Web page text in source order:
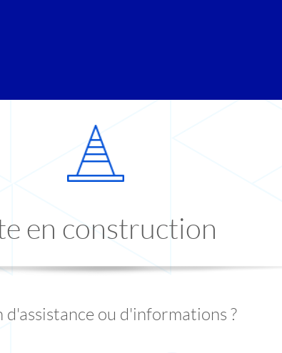
en construction
d'assistance ou d'informations ?